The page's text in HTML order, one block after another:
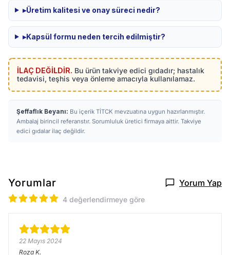
▸Üretim kalitesi ve onay süreci nedir?
▸Kapsül formu neden tercih edilmiştir?
İLAÇ DEĞİLDİR. Bu ürün takviye edici gıdadır; hastalık
tedavisi, teşhis veya önleme amacıyla kullanılamaz.
Şeffaflık Beyanı: Bu içerik TİTCK mevzuatına uygun hazırlanmıştır.
Ambalaj birincil referanstır. Sorumluluk üretici firmaya aittir. Takviye
edici gıdalar ilaç değildir.
Yorumlar Yorum Yap
4 değerlendirmeye göre
22 Mayıs 2024
Roza K.